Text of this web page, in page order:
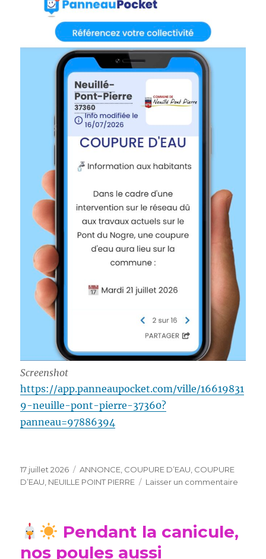
Screenshot
https://app.panneaupocket.com/ville/16619831
9-neuille-pont-pierre-37360?
panneau=97886394
Publié
le
17 juillet 2026 Catégories
ANNONCE COUPURE D’EAU COUPURE
D’EAU NEUILLE POINT PIERRE Laisser un commentaire
Pendant la canicule,
nos poules aussi